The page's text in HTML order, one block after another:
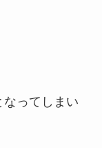
ってしまい